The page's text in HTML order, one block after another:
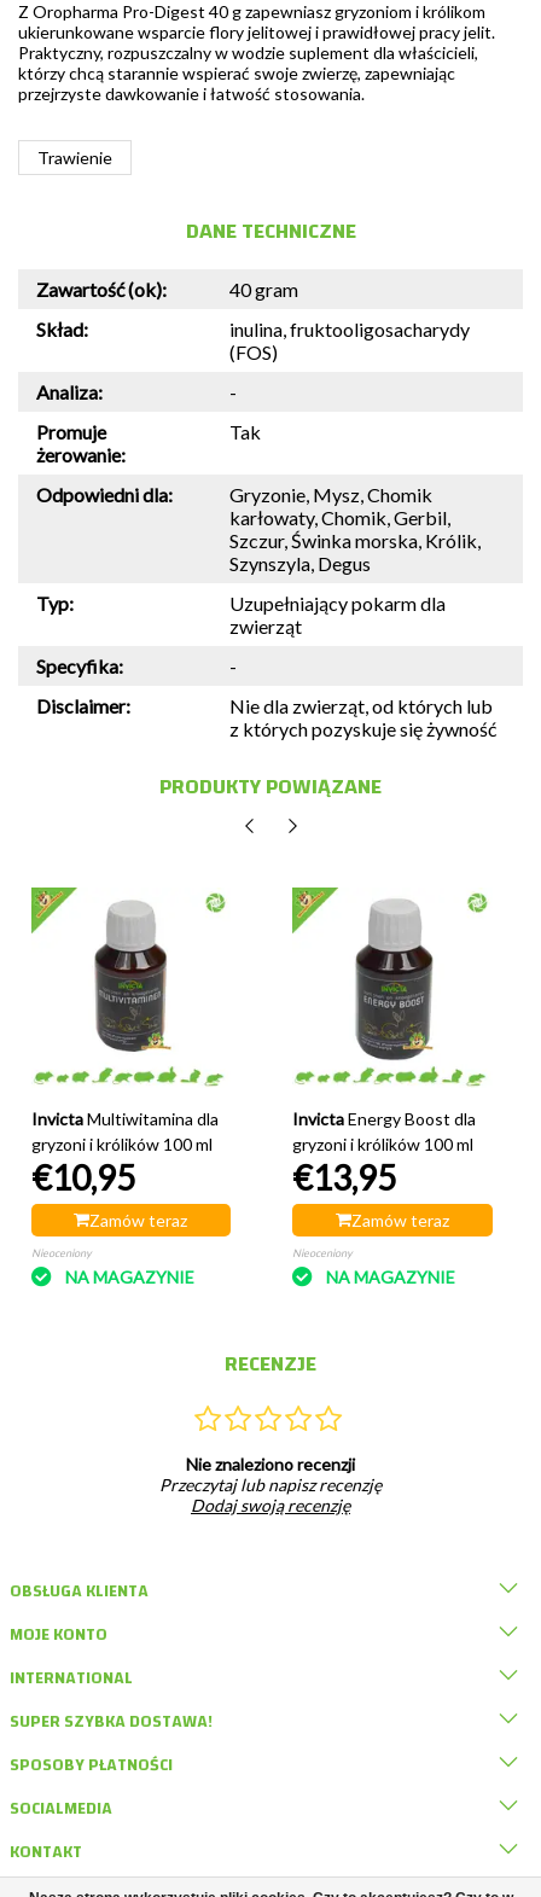
Z Oropharma Pro-Digest 40 g zapewniasz gryzoniom i królikom
ukierunkowane wsparcie flory jelitowej i prawidłowej pracy jelit.
Praktyczny, rozpuszczalny w wodzie suplement dla właścicieli,
którzy chcą starannie wspierać swoje zwierzę, zapewniając
przejrzyste dawkowanie i łatwość stosowania.
Trawienie
DANE TECHNICZNE
Zawartość (ok):
40 gram
Skład:
inulina, fruktooligosacharydy
(FOS)
Analiza:
-
Promuje
żerowanie:
Tak
Odpowiedni dla:
Gryzonie, Mysz, Chomik
karłowaty, Chomik, Gerbil,
Szczur, Świnka morska, Królik,
Szynszyla, Degus
Typ:
Uzupełniający pokarm dla
zwierząt
Specyfika:
-
Disclaimer:
Nie dla zwierząt, od których lub
z których pozyskuje się żywność
PRODUKTY POWIĄZANE
Invicta Multiwitamina dla
gryzoni i królików 100 ml
€10,95
Zamów teraz
Nieoceniony
NA MAGAZYNIE
InvictaEnergy Boost dla
gryzoni i królików 100 ml
€13,95
Zamów teraz
Nieoceniony
NA MAGAZYNIE
RECENZJE
Nie znaleziono recenzji
Przeczytaj lub napisz recenzję
Dodaj swoją recenzję
OBSŁUGA KLIENTA
MOJE KONTO
INTERNATIONAL
SUPER SZYBKA DOSTAWA!
SPOSOBY PŁATNOŚCI
SOCIALMEDIA
KONTAKT